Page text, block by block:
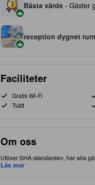
Bästa värde - Gäster
reception dygnet
Faciliteter
Gratis Wi-Fi
Tvätt
Om oss
Utöver SHA-standarden, har alla
centrum, vilket ger dig tillgång och
Läs mer